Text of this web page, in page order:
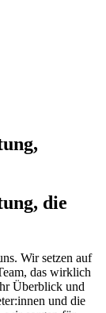
die
Wir setzen auf
das wirklich
Überblick und
und die